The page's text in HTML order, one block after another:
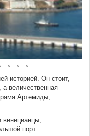
историей. Он стоит,
а величественная
Артемиды,
венецианцы,
порт.